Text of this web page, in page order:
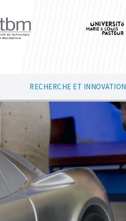
RECHERCHE ET INNOVATION